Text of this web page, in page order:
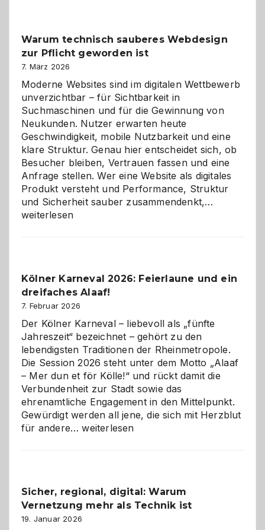
den
Logikrätseln
Warum technisch sauberes Webdesign
zur Pflicht geworden ist
7. März 2026
Moderne Websites sind im digitalen Wettbewerb
unverzichtbar – für Sichtbarkeit in
Suchmaschinen und für die Gewinnung von
Neukunden. Nutzer erwarten heute
Geschwindigkeit, mobile Nutzbarkeit und eine
klare Struktur. Genau hier entscheidet sich, ob
Besucher bleiben, Vertrauen fassen und eine
Anfrage stellen. Wer eine Website als digitales
Produkt versteht und Performance, Struktur
und Sicherheit sauber zusammendenkt,…
geworden
weiterlesen
Kölner Karneval 2026: Feierlaune und ein
dreifaches Alaaf!
7. Februar 2026
Der Kölner Karneval – liebevoll als „fünfte
Jahreszeit“ bezeichnet – gehört zu den
lebendigsten Traditionen der Rheinmetropole.
Die Session 2026 steht unter dem Motto „Alaaf
– Mer dun et för Kölle!“ und rückt damit die
Verbundenheit zur Stadt sowie das
ehrenamtliche Engagement in den Mittelpunkt.
Gewürdigt werden all jene, die sich mit Herzblut
für andere…Kölner
ein
dreifaches
Alaaf!
weiterlesen
Sicher, regional, digital: Warum
Vernetzung mehr als Technik ist
19. Januar 2026